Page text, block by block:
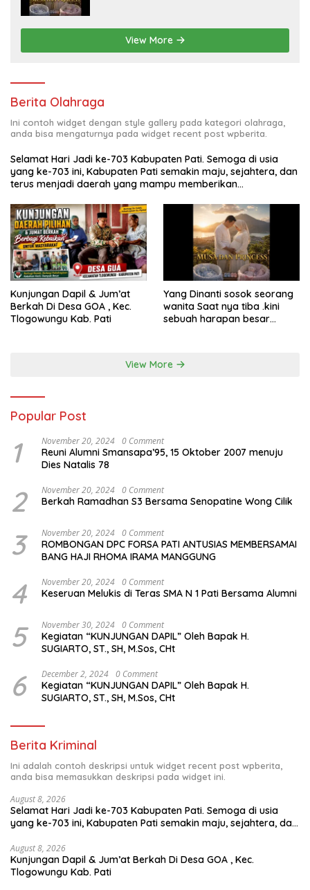
buah hati yang berjudul Musa & Princes.
View More
Berita Olahraga
Ini contoh widget dengan style gallery pada kategori olahraga,
anda bisa mengaturnya pada widget recent post wpberita.
Selamat Hari Jadi ke-703 Kabupaten Pati. Semoga di usia
yang ke-703 ini, Kabupaten Pati semakin maju, sejahtera, dan
terus menjadi daerah yang mampu memberikan
dan kolaborasi yang telah terjalin semakin kuat demi
mewujudkan pembangunan yang berkelanjutan. Dirgahayu
Kabupaten Pati ke-703. Salam sedulur Pati Selawase.
Facebook
Kunjungan Dapil & Jum’at
Berkah Di Desa GOA , Kec.
Tlogowungu Kab. Pati
Yang Dinanti sosok seorang
wanita Saat nya tiba .kini
sebuah harapan besar
buah hati yang berjudul
View More
Popular Post
1 November 20, 2024 0 Comment
Reuni Alumni Smansapa’95, 15 Oktober 2007 menuju
Dies Natalis 78
2 November 20, 2024 0 Comment
Berkah Ramadhan S3 Bersama Senopatine Wong Cilik
3 November 20, 2024 0 Comment
ROMBONGAN DPC FORSA PATI ANTUSIAS MEMBERSAMAI
BANG HAJI RHOMA IRAMA MANGGUNG
4 November 20, 2024 0 Comment
Keseruan Melukis di Teras SMA N 1 Pati Bersama Alumni
5 November 30, 2024 0 Comment
Kegiatan “KUNJUNGAN DAPIL” Oleh Bapak H.
SUGIARTO, ST., SH, M.Sos, CHt
6 December 2, 2024 0 Comment
Kegiatan “KUNJUNGAN DAPIL” Oleh Bapak H.
SUGIARTO, ST., SH, M.Sos, CHt
Berita Kriminal
Ini adalah contoh deskripsi untuk widget recent post wpberita,
anda bisa memasukkan deskripsi pada widget ini.
August 8, 2026
Selamat Hari Jadi ke-703 Kabupaten Pati. Semoga di usia
yang ke-703 ini, Kabupaten Pati semakin maju, sejahtera, dan
kesejahteraan bagi seluruh masyarakatnya. Semoga sinergi
dan kolaborasi yang telah terjalin semakin kuat demi
mewujudkan pembangunan yang berkelanjutan. Dirgahayu
August 8, 2026
Kunjungan Dapil & Jum’at Berkah Di Desa GOA , Kec.
Tlogowungu Kab. Pati